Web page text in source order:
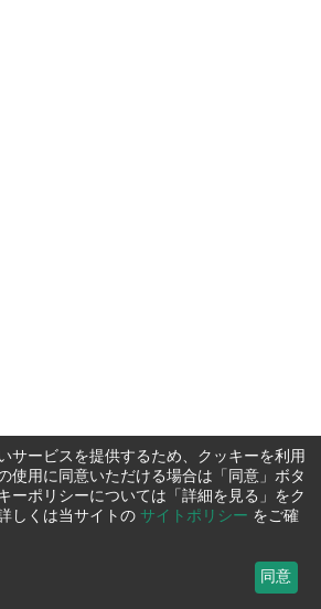
サービスを提供するため、クッキーを利用
使用に同意いただける場合は「同意」ボタ
ーポリシーについては「詳細を見る」をク
しくは当サイトの サイトポリシー をご確
同意